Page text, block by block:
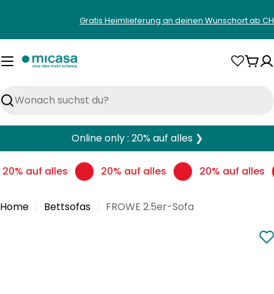
springen
Gratis Heimlieferung an deinen Wunschort ab
Suchen
Online only : 20% auf alles ❯
20% auf alles 20% auf alles 20% auf alles
Home Bettsofas FROWE 2.5er-Sofa